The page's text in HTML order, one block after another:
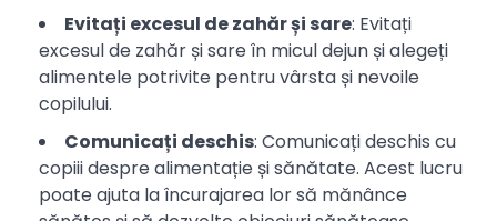
Evitați excesul de zahăr și sare: Evitați
excesul de zahăr și sare în micul dejun și alegeți
alimentele potrivite pentru vârsta și nevoile
copilului.
Comunicați deschis: Comunicați deschis cu
copiii despre alimentație și sănătate. Acest lucru
poate ajuta la încurajarea lor să mănânce